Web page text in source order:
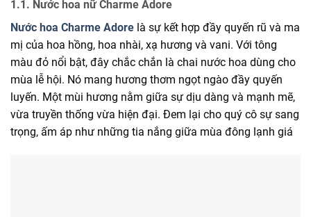
1.1. Nước hoa nữ Charme Adore
Nước hoa Charme Adore là sự kết hợp đầy quyến rũ và ma
mị của hoa hồng, hoa nhài, xạ hương và vani. Với tông
màu đỏ nổi bật, đây chắc chắn là chai nước hoa dùng cho
mùa lễ hội. Nó mang hương thơm ngọt ngào đầy quyến
luyến. Một mùi hương nằm giữa sự dịu dàng và mạnh mẽ,
vừa truyền thống vừa hiện đại. Đem lại cho quý cô sự sang
trọng, ấm áp như những tia nắng giữa mùa đông lạnh giá